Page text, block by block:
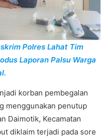
Polres Lahat Tim
Laporan Palsu Warga
korban pembegalan
menggunakan penutup
Daimotik, Kecamatan
diklaim terjadi pada sore